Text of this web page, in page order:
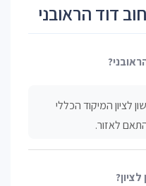
דוד הראובני
לציון המיקוד הכללי